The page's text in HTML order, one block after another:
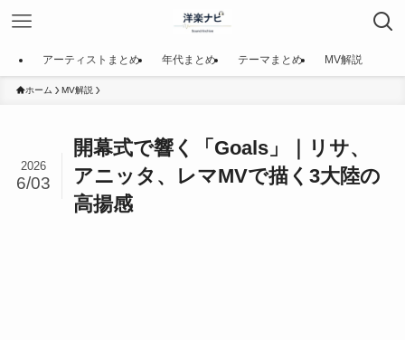
アーティストまとめ 年代まとめ テーマまとめ MV解説
ホーム MV解説
開幕式で響く「Goals」｜リサ、
アニッタ、レマMVで描く3大陸の
高揚感
2026
6/03